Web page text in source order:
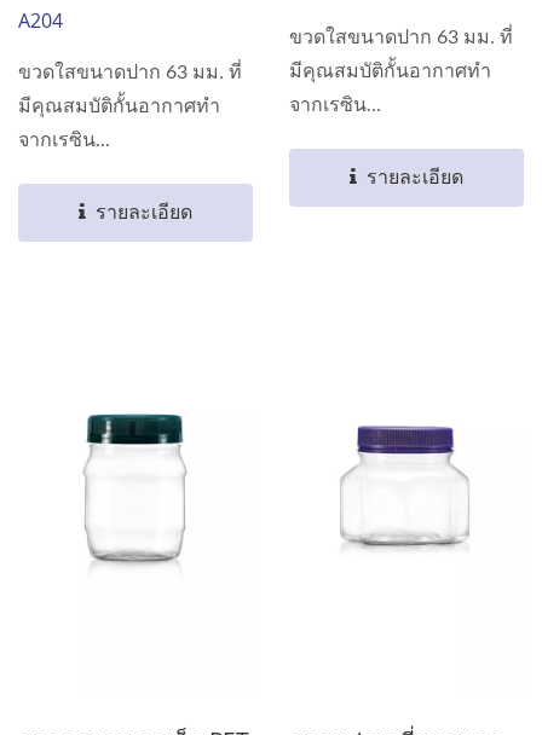
A204
ขวดใสขนาดปาก 63 มม. ที่
มีคุณสมบัติกั้นอากาศทำ
จากเรซิน...
รายละเอียด
ขวดใสขนาดปาก 63 มม. ที่
มีคุณสมบัติกั้นอากาศทำ
จากเรซิน...
รายละเอียด